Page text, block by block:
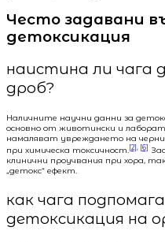
Често задавани
детоксикация
наистина ли чага
дроб?
Наличните научни данни за
основно от животински и
намаляват увреждането на
при химическа токсичност.[2], [6]
клинични проучвания при хора,
„детокс“ ефект.
как чага
детоксикация на